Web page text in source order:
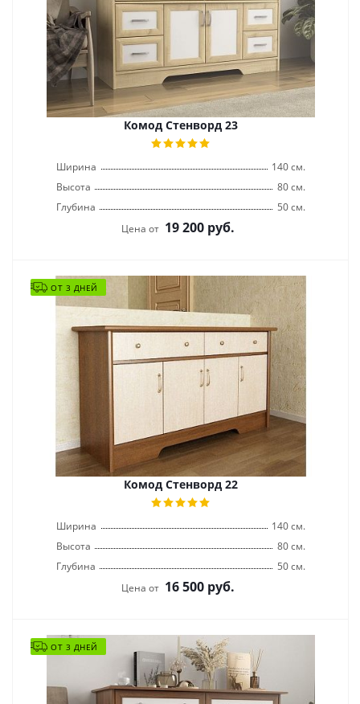
Комод Стенворд 23
Ширина
140 см.
Высота
80 см.
Глубина
50 см.
Цена от 19 200 руб.
ОТ 3 ДНЕЙ
Комод Стенворд 22
Ширина
140 см.
Высота
80 см.
Глубина
50 см.
Цена от 16 500 руб.
ОТ 3 ДНЕЙ